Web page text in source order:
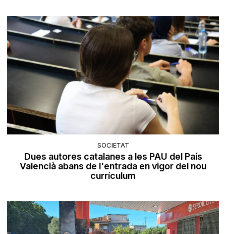
SOCIETAT
Dues autores catalanes a les PAU del País
Valencià abans de l'entrada en vigor del nou
currículum